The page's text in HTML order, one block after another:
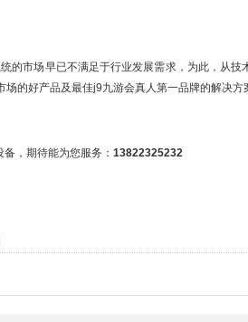
市场早已不满足于行业发展需求，为此，从技
的好产品及最佳j9九游会真人第一品牌的解决方
备，期待能为您服务： 13822325232